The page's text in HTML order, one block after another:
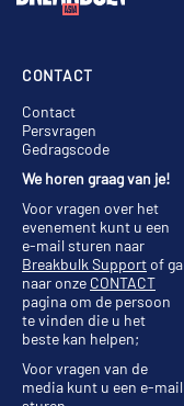
CONTACT
Contact
Persvragen
Gedragscode
We horen graag van je!
Voor vragen over het
evenement kunt u een
e-mail sturen naar
Breakbulk Supportof ga
naar onze CONTACT
pagina om de persoon
te vinden die u het
beste kan helpen;
Voor vragen van de
media kunt u een e-mail